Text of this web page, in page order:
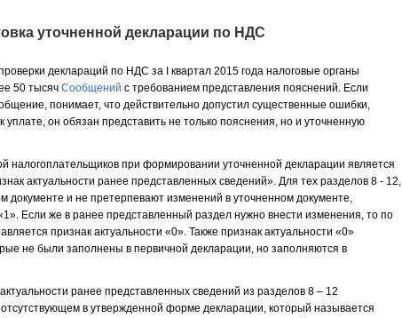
уточненной декларации по НДС
деклараций по НДС за I квартал 2015 года налоговые органы
50 тысяч Сообщений с требованием представления пояснений. Если
понимает, что действительно допустил существенные ошибки,
он обязан представить не только пояснения, но и уточненную
налогоплательщиков при формировании уточненной декларации является
актуальности ранее представленных сведений». Для тех разделов 8 - 12,
документе и не претерпевают изменений в уточненном документе,
Если же в ранее представленный раздел нужно внести изменения, то по
признак актуальности «0». Также признак актуальности «0»
не были заполнены в первичной декларации, но заполняются в
ранее представленных сведений из разделов 8 – 12
в утвержденной форме декларации, который называется